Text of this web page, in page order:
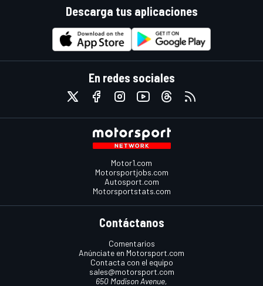
Descarga tus aplicaciones
En redes sociales
Motor1.com
Motorsportjobs.com
Autosport.com
Motorsportstats.com
Contáctanos
Comentarios
Anúnciate en Motorsport.com
Contacta con el equipo
sales@motorsport.com
650 Madison Avenue,